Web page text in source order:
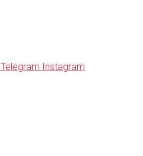
Telegram Instagram